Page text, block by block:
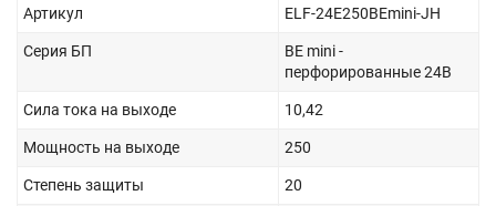
Артикул ELF-24E250BEmini-JH
Серия БП
BE mini -
перфорированные 24В
Сила тока на выходе 10,42
Мощность на выходе 250
Степень защиты 20